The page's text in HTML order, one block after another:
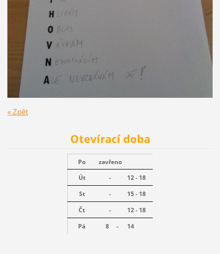
« Zpět
Otevírací doba
Po
zavřeno
Út
-
12 - 18
St
-
15 - 18
Čt
-
12 - 18
Pá
8 - 14